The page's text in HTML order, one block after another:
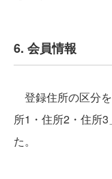
6. 会員情報
登録住所の区分
所1・住所2・住所
た。